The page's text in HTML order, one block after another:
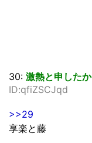
30: 激熱と申したか
ID:qfiZSCJqd
>>29
享楽と藤